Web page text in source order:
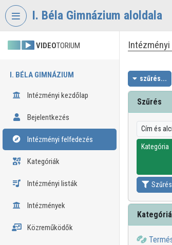
Fejléc kihagyása
I. Béla Gimnázium aloldala
VIDEOTORIUM
I. BÉLA GIMNÁZIUM
Intézményi kezdőlap
Bejelentkezés
Intézményi felfedezés
Kategóriák
Intézményi listák
Intézmények
Közreműködők
szűrés...
Szűrés
Cím és
Kategória